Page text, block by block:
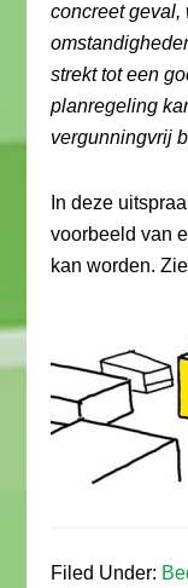
concreet
strekt tot een
planregeling
vergunningvrij
In deze
voorbeeld van
kan worden. Zie
Filed Under: